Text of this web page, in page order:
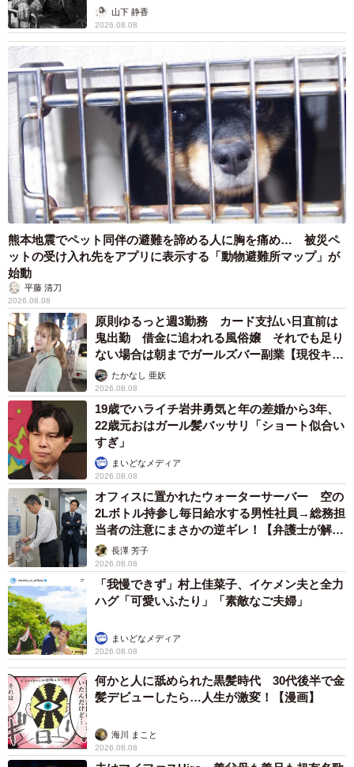
から】山下 静香
2026.08.08
熊本地震でペット同伴の避難を諦める人に胸を痛め… 被災ペ
ットの受け入れ先をアプリに表示する「動物避難所マップ」が
始動
平藤 清刀
2026.08.08
原則ゆるっと週3勤務 カード支払い日直前は
鬼出勤 借金に追われる風俗嬢 それでも足り
ない場合は朝までガールズバー副業【現役キャ
ストに取材】
たかなし 亜妖
2026.08.08
19歳でハライチ岩井勇気と年の差婚から3年、
22歳元おはガール髪バッサリ「ショート似合い
すぎ」
まいどなメディア
2026.08.08
オフィスに置かれたウォーターサーバー 空の
2Lボトル持参し毎日給水する男性社員→総務担
当者の注意にまさかの逆ギレ！【弁護士が解
説】長澤 芳子
2026.08.08
「我慢できず」村上佳菜子、イケメン夫と全力
ハグ「可愛いふたり」「素敵なご夫婦」
まいどなメディア
2026.08.08
何かと人に舐められた黒髪時代 30代後半で金
髪デビューしたら…人生が激変！【漫画】
海川 まこと
2026.08.08